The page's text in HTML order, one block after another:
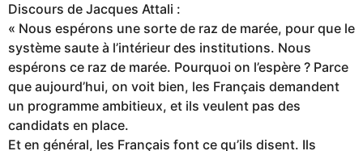
Discours de Jacques Attali :
« Nous espérons une sorte de raz de marée, pour que le
système saute à l’intérieur des institutions. Nous
espérons ce raz de marée. Pourquoi on l’espère ? Parce
que aujourd’hui, on voit bien, les Français demandent
un programme ambitieux, et ils veulent pas des
candidats en place.
Et en général, les Français font ce qu’ils disent. Ils